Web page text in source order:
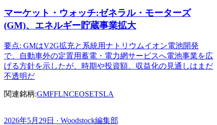
マーケット・ウォッチ:ゼネラル・モーターズ
(GM)、エネルギー貯蔵事業拡大
要点: GMはV2G拡充と系統用ナトリウムイオン電池開発
で、自動車外の定置用蓄電・電力網サービスへ電池事業を広
げる方針を示したが、時期や投資額、収益化の見通しはまだ
不透明だ
関連銘柄:GMFFLNCEOSETSLA
2026年5月29日 · Woodstock編集部